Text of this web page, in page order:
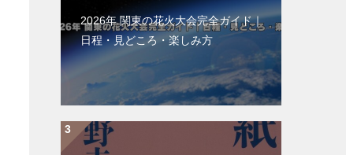
2026年 関東の花火大会完全ガイド｜
日程・見どころ・楽しみ方